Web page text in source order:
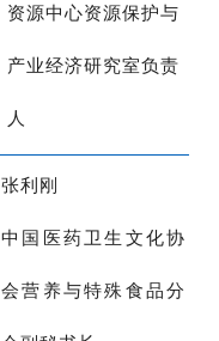
资源中心资源保护与
产业经济研究室负责
人
张利刚
中国医药卫生文化协
会营养与特殊食品分